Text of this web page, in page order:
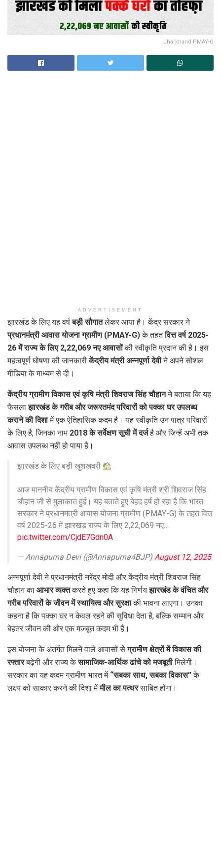
Jharkhand PMAY-G
ADVERTISEMENT
झारखंड के लिए यह वर्षबड़ी सौगातलेकर आया है। केंद्र सरकार ने
प्रधानमंत्री आवास योजना ग्रामीण (PMAY-G)के तहतवित्त वर्ष 2025-
26 में राज्य के लिए 2,22,069 नए आवासोंकी स्वीकृति प्रदान की है। इस
महत्वपूर्ण घोषणा की जानकारीकेंद्रीय मंत्री अन्नपूर्णा देवीने अपने सोशल
मीडिया के माध्यम से दी।
केंद्रीय ग्रामीण विकास एवं कृषि मंत्री शिवराज सिंह चौहानने बताया कि यह
फैसलाझारखंड के गरीब और जरूरतमंद परिवारों को पक्का घर उपलब्ध
कराने की दिशामें एक ऐतिहासिक कदम है। यह स्वीकृति उन पात्र परिवारों
के लिए है, जिनका नाम2018 के सर्वेक्षण सूची में दर्जहै और जिन्हें अभी तक
आवास उपलब्ध नहीं हो पाया है।
झारखंड के लिए बड़ी खुशखबरी
आज माननीय केंद्रीय ग्रामीण विकास एवं कृषि मंत्री श्री शिवराज सिंह
चौहान जी से मुलाकात हुई। यह बताते हुए बेहद हर्ष हो रहा है कि भारत
सरकार ने प्रधानमंत्री आवास योजना ग्रामीण (PMAY-G) के तहत वित्त
वर्ष 2025-26 में झारखंड राज्य के लिए 2,22,069 नए…
pic.twitter.com/CjdE7Gdn0A
— Annapurna Devi (@Annapurna4BJP) August 12, 2025
अन्नपूर्णा देवी ने प्रधानमंत्री नरेंद्र मोदी और केंद्रीय मंत्री शिवराज सिंह
चौहान का आभार व्यक्तकरते हुए कहा कि यह निर्णयझारखंड के वंचित और
गरीब परिवारों के जीवन में स्थायित्व और सुरक्षाकी भावना लाएगा। उनका
कहना है कि पक्का घर न केवल रहने की सुविधा देता है, बल्कि सम्मान और
बेहतर जीवन की ओर एक मजबूत कदम भी है।
इस योजना के अंतर्गत मिलने वाले आवासों सेग्रामीण क्षेत्रों में विकास की
रफ्तारबढ़ेगी और राज्य केसामाजिक-आर्थिक ढांचे को मजबूतीमिलेगी।
सरकार का यह कदम ग्रामीण भारत में“सबका साथ, सबका विकास”के
लक्ष्य को साकार करने की दिशा मेंमील का पत्थरसाबित होगा।